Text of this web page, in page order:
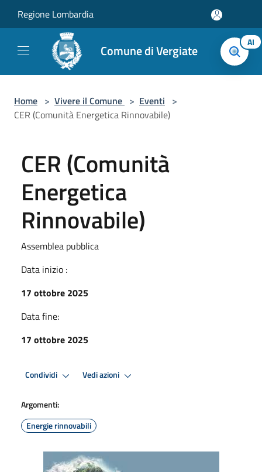
Regione Lombardia
Comune di Vergiate AI
Home > Vivere il Comune > Eventi >
CER (Comunità Energetica Rinnovabile)
CER (Comunità
Energetica
Rinnovabile)
Assemblea pubblica
Data inizio :
17 ottobre 2025
Data fine:
17 ottobre 2025
Condividi Vedi azioni
Argomenti:
Energie rinnovabili